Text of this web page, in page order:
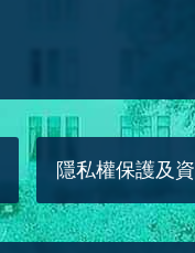
隱私權保護及